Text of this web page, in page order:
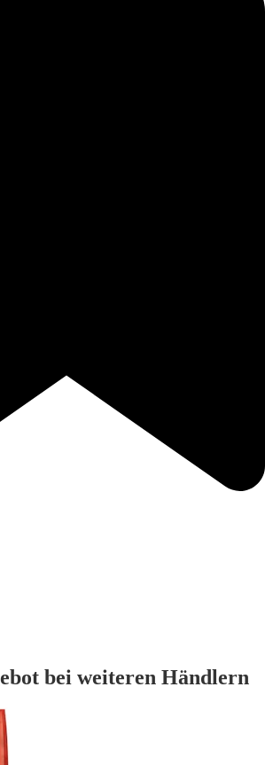
bei weiteren Händlern